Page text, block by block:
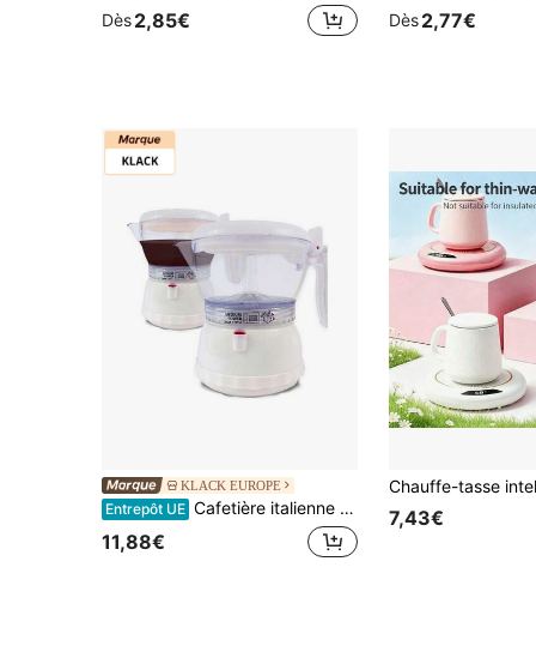
Dès2,85€
Dès2,77€
KLACK EUROPE
Entrepôt UE Cafetière italienne Klack, spécialement conçue pour le micro-ondes - Machine à expresso rapide avec filtre réutilisable et compatible lave-vaisselle
11,88€
7,43€